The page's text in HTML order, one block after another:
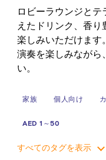
ロビーラウンジと
えたドリンク、香
楽しみいただけます
演奏を楽しみながら
い。
家族 個人向け
AED 1～50
すべてのタグを表示